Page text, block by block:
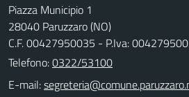
Piazza Municipio 1
28040 Paruzzaro (NO)
C.F. 00427950035 - P.Iva:
Telefono:0322/53100
E-mail: